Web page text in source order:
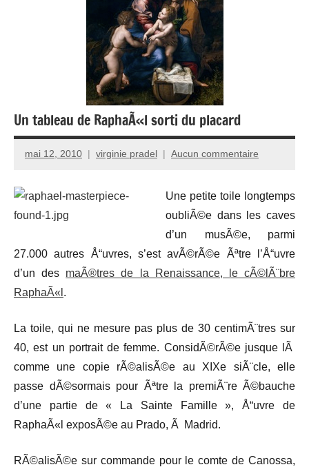
Un tableau de RaphaÃ«l sorti du placard
mai 12, 2010 virginie pradel Aucun commentaire
Une petite toile longtemps
oubliÃ©e dans les caves
d’un musÃ©e, parmi
27.000 autres Å“uvres, s’est avÃ©rÃ©e Ãªtre l’Å“uvre
d’un des maÃ®tres de la Renaissance, le cÃ©lÃ¨bre
RaphaÃ«l .
La toile, qui ne mesure pas plus de 30 centimÃ¨tres sur
40, est un portrait de femme. ConsidÃ©rÃ©e jusque lÃ
comme une copie rÃ©alisÃ©e au XIXe siÃ¨cle, elle
passe dÃ©sormais pour Ãªtre la premiÃ¨re Ã©bauche
d’une partie de « La Sainte Famille », Å“uvre de
RaphaÃ«l exposÃ©e au Prado, Ã Madrid.
RÃ©alisÃ©e sur commande pour le comte de Canossa,